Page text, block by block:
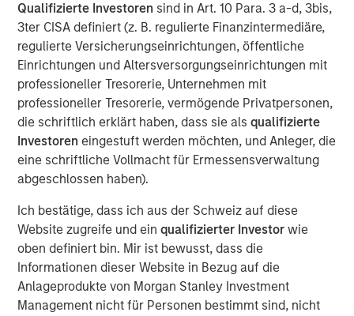
Qualifizierte Investoren sind in Art. 10 Para. 3 a-d, 3bis,
3ter CISA definiert (z. B. regulierte Finanzintermediäre,
regulierte Versicherungseinrichtungen, öffentliche
Einrichtungen und Altersversorgungseinrichtungen mit
professioneller Tresorerie, Unternehmen mit
professioneller Tresorerie, vermögende Privatpersonen,
die schriftlich erklärt haben, dass sie alsqualifizierte
Investoren eingestuft werden möchten, und Anleger, die
eine schriftliche Vollmacht für Ermessensverwaltung
abgeschlossen haben).
Ich bestätige, dass ich aus der Schweiz auf diese
Website zugreife und ein qualifizierter Investor wie
oben definiert bin. Mir ist bewusst, dass die
Informationen dieser Website in Bezug auf die
Anlageprodukte von Morgan Stanley Investment
Management nicht für Personen bestimmt sind, nicht
video to explore how our portfolios are positioned amid
ongoing risks.
Broad Markets Fixed Income Team
Our team provides exposure to what we consider the best
ideas in fixed income. Leveraging the expertise of our
specialized teams, we use a team-based, rigorous and
disciplined process that seeks out superior and
repeatable results.
Featured Products
Global Fixed Income Opportunities Fund